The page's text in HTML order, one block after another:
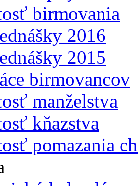
birmovania
2016
2015
birmovancov
manželstva
kňazstva
pomazania